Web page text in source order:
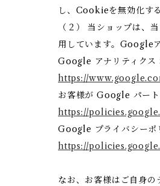
し、Cookieを無効化す
（２） 当ショップは
用しています。Google
Google アナリティクス
https://
お客様が Google パー
https://
Google プライバシーポ
https://
なお、お客様はご自身